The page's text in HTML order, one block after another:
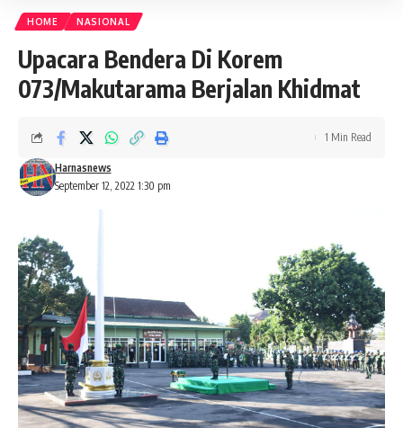
HOME NASIONAL
Upacara Bendera Di Korem
073/Makutarama Berjalan Khidmat
September 12, 2022 1:30 pm
Harnasnews
1 Min Read